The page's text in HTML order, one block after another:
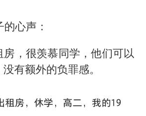
心声：
，很羡慕同学，他们可以
有额外的负罪感。